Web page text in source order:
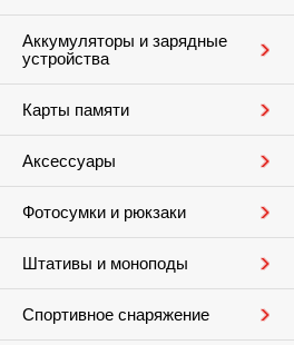
Аккумуляторы и зарядные
устройства
Карты памяти
Аксессуары
Фотосумки и рюкзаки
Штативы и моноподы
Спортивное снаряжение